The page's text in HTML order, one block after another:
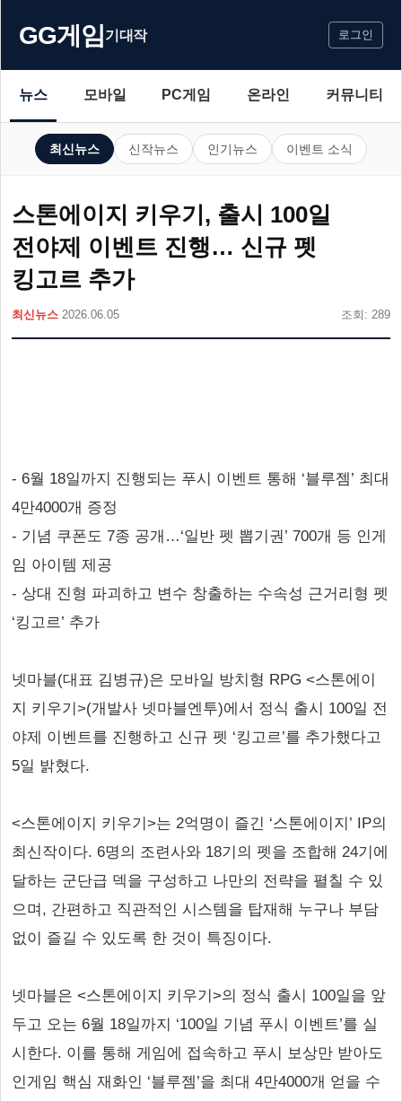
GG게임기대작 로그인
뉴스 모바일 PC게임 온라인 커뮤니티
최신뉴스 신작뉴스 인기뉴스 이벤트 소식
스톤에이지 키우기, 출시 100일
전야제 이벤트 진행… 신규 펫
킹고르 추가
최신뉴스 2026.06.05 조회: 289
- 6월 18일까지 진행되는 푸시 이벤트 통해 ‘블루젬’ 최대
4만4000개 증정
- 기념 쿠폰도 7종 공개…‘일반 펫 뽑기권’ 700개 등 인게
임 아이템 제공
- 상대 진형 파괴하고 변수 창출하는 수속성 근거리형 펫
‘킹고르’ 추가
넷마블(대표 김병규)은 모바일 방치형 RPG <스톤에이
지 키우기>(개발사 넷마블엔투)에서 정식 출시 100일 전
야제 이벤트를 진행하고 신규 펫 ‘킹고르’를 추가했다고
5일 밝혔다.
<스톤에이지 키우기>는 2억명이 즐긴 ‘스톤에이지’ IP의
최신작이다. 6명의 조련사와 18기의 펫을 조합해 24기에
달하는 군단급 덱을 구성하고 나만의 전략을 펼칠 수 있
으며, 간편하고 직관적인 시스템을 탑재해 누구나 부담
없이 즐길 수 있도록 한 것이 특징이다.
넷마블은 <스톤에이지 키우기>의 정식 출시 100일을 앞
두고 오는 6월 18일까지 ‘100일 기념 푸시 이벤트’를 실
시한다. 이를 통해 게임에 접속하고 푸시 보상만 받아도
인게임 핵심 재화인 ‘블루젬’을 최대 4만4000개 얻을 수